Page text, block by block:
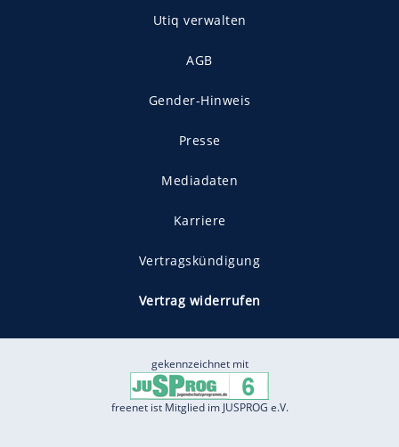
Utiq verwalten
AGB
Gender-Hinweis
Presse
Mediadaten
Karriere
Vertragskündigung
Vertrag widerrufen
gekennzeichnet mit
freenet ist Mitglied im JUSPROG e.V.